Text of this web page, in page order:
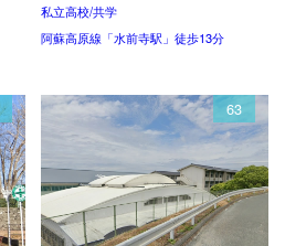
私立高校/共学
阿蘇高原線「水前寺駅」徒歩13分
63